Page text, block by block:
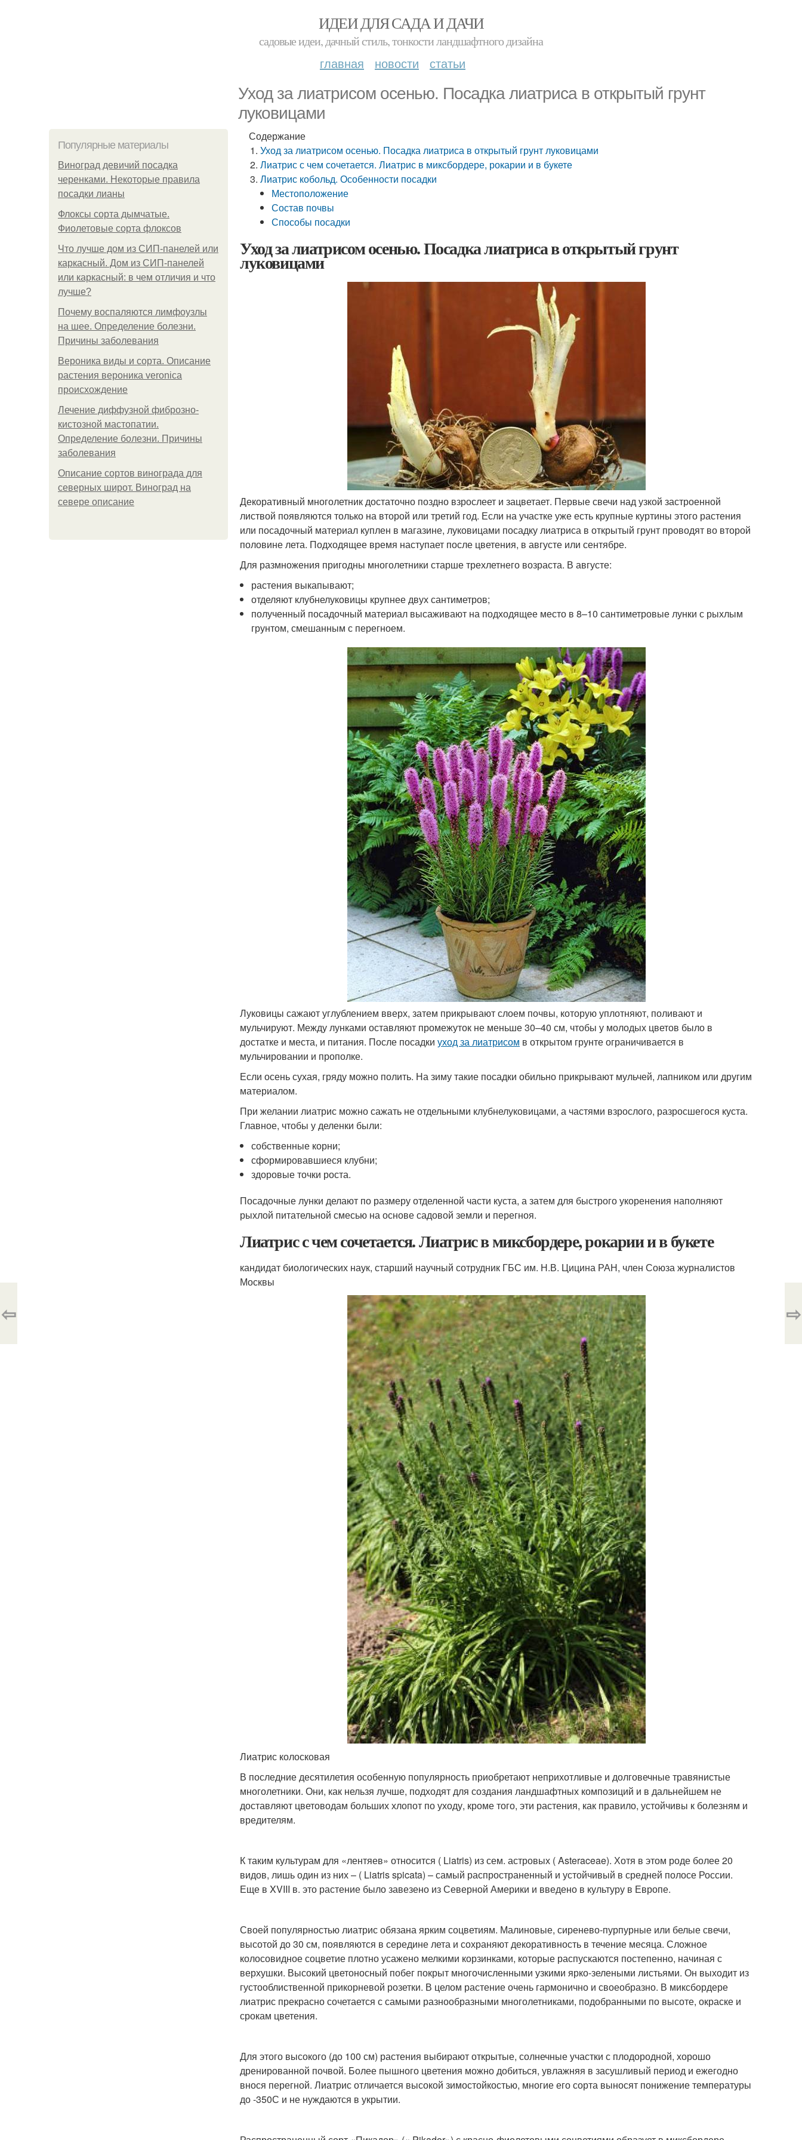
ИДЕИ ДЛЯ САДА И ДАЧИ
садовые идеи, дачный стиль, тонкости ландшафтного дизайна
главная новости статьи
Уход за лиатрисом осенью. Посадка лиатриса в открытый грунт
луковицами
Популярные материалы
Виноград девичий посадка
черенками. Некоторые правила
посадки лианы
Флоксы сорта дымчатые.
Фиолетовые сорта флоксов
Что лучше дом из СИП-панелей или
каркасный. Дом из СИП-панелей
или каркасный: в чем отличия и что
лучше?
Почему воспаляются лимфоузлы
на шее. Определение болезни.
Причины заболевания
Вероника виды и сорта. Описание
растения вероника veronica
происхождение
Лечение диффузной фиброзно-
кистозной мастопатии.
Определение болезни. Причины
заболевания
Описание сортов винограда для
северных широт. Виноград на
севере описание
Содержание
Уход за лиатрисом осенью. Посадка лиатриса в открытый грунт луковицами
Лиатрис с чем сочетается. Лиатрис в миксбордере, рокарии и в букете
Лиатрис кобольд. Особенности посадки
Местоположение
Состав почвы
Способы посадки
Уход за лиатрисом осенью. Посадка лиатриса в открытый грунт
луковицами
Декоративный многолетник достаточно поздно взрослеет и зацветает. Первые свечи над узкой застроенной
листвой появляются только на второй или третий год. Если на участке уже есть крупные куртины этого растения
или посадочный материал куплен в магазине, луковицами посадку лиатриса в открытый грунт проводят во второй
половине лета. Подходящее время наступает после цветения, в августе или сентябре.
Для размножения пригодны многолетники старше трехлетнего возраста. В августе:
растения выкапывают;
отделяют клубнелуковицы крупнее двух сантиметров;
полученный посадочный материал высаживают на подходящее место в 8–10 сантиметровые лунки с рыхлым
грунтом, смешанным с перегноем.
Луковицы сажают углублением вверх, затем прикрывают слоем почвы, которую уплотняют, поливают и
мульчируют. Между лунками оставляют промежуток не меньше 30–40 см, чтобы у молодых цветов было в
достатке и места, и питания. После посадки уход за лиатрисом в открытом грунте ограничивается в
мульчировании и прополке.
Если осень сухая, гряду можно полить. На зиму такие посадки обильно прикрывают мульчей, лапником или другим
материалом.
При желании лиатрис можно сажать не отдельными клубнелуковицами, а частями взрослого, разросшегося куста.
Главное, чтобы у деленки были:
собственные корни;
сформировавшиеся клубни;
здоровые точки роста.
Посадочные лунки делают по размеру отделенной части куста, а затем для быстрого укоренения наполняют
рыхлой питательной смесью на основе садовой земли и перегноя.
Лиатрис с чем сочетается. Лиатрис в миксбордере, рокарии и в букете
кандидат биологических наук, старший научный сотрудник ГБС им. Н.В. Цицина РАН, член Союза журналистов
Москвы
Лиатрис колосковая
В последние десятилетия особенную популярность приобретают неприхотливые и долговечные травянистые
многолетники. Они, как нельзя лучше, подходят для создания ландшафтных композиций и в дальнейшем не
доставляют цветоводам больших хлопот по уходу, кроме того, эти растения, как правило, устойчивы к болезням и
вредителям.
К таким культурам для «лентяев» относится ( Liatris) из сем. астровых ( Asteraceae). Хотя в этом роде более 20
видов, лишь один из них – ( Liatris spicata) – самый распространенный и устойчивый в средней полосе России.
Еще в XVIII в. это растение было завезено из Северной Америки и введено в культуру в Европе.
Своей популярностью лиатрис обязана ярким соцветиям. Малиновые, сиренево-пурпурные или белые свечи,
высотой до 30 см, появляются в середине лета и сохраняют декоративность в течение месяца. Сложное
колосовидное соцветие плотно усажено мелкими корзинками, которые распускаются постепенно, начиная с
верхушки. Высокий цветоносный побег покрыт многочисленными узкими ярко-зелеными листьями. Он выходит из
густооблиственной прикорневой розетки. В целом растение очень гармонично и своеобразно. В миксбордере
лиатрис прекрасно сочетается с самыми разнообразными многолетниками, подобранными по высоте, окраске и
срокам цветения.
Для этого высокого (до 100 см) растения выбирают открытые, солнечные участки с плодородной, хорошо
дренированной почвой. Более пышного цветения можно добиться, увлажняя в засушливый период и ежегодно
внося перегной. Лиатрис отличается высокой зимостойкостью, многие его сорта выносят понижение температуры
до -350С и не нуждаются в укрытии.
⇦ ⇨